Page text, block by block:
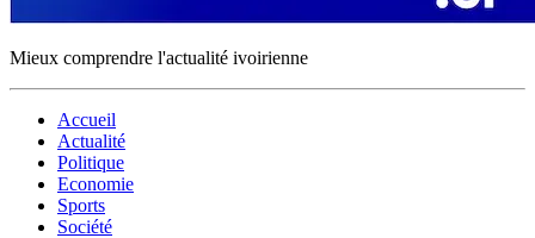
Mieux comprendre l'actualité ivoirienne
Accueil
Actualité
Politique
Economie
Sports
Société